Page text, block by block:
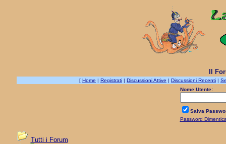
Il
[ Home | Registrati | Discussioni Attive | Discussioni Recenti |
Nome Utente:
Salva
Password
Tutti i Forum